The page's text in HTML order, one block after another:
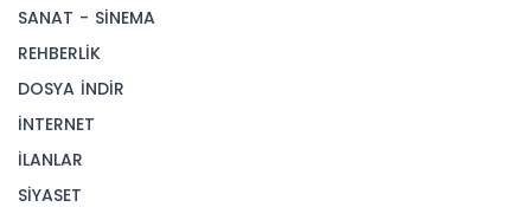
SANAT - SİNEMA
REHBERLİK
DOSYA İNDİR
İNTERNET
İLANLAR
SİYASET